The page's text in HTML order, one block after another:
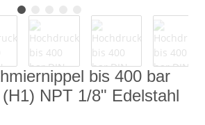
bis 400 bar
NPT 1/8" Edelstahl